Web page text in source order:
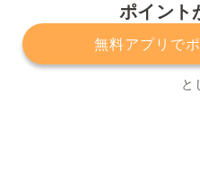
ポイント
無料アプリで
と
プライバシーポリシー
サービスに関してのお問い合